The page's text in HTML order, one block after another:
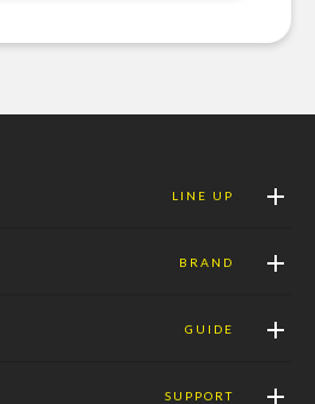
LINE UP
BRAND
GUIDE
SUPPORT